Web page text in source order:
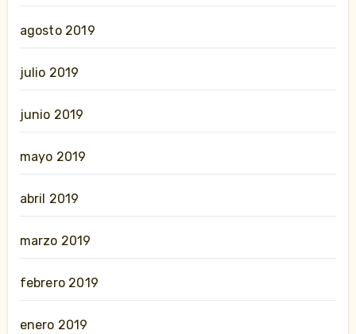
agosto 2019
julio 2019
junio 2019
mayo 2019
abril 2019
marzo 2019
febrero 2019
enero 2019